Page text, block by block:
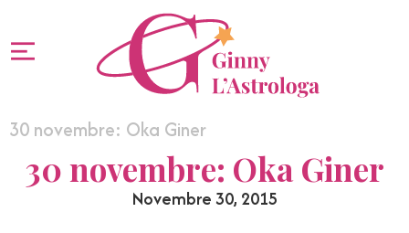
30 novembre: Oka Giner
30 novembre: Oka Giner
Novembre 30, 2015